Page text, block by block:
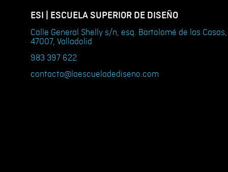
ESI | ESCUELA SUPERIOR DE DISEÑO
Calle General Shelly s/n, esq. Bartolomé de las Casas,
47007, Valladolid
983 397 622
contacta@laescueladediseno.com